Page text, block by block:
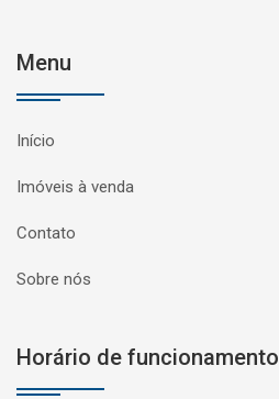
Menu
Início
Imóveis à venda
Contato
Sobre nós
Horário de funcionamento